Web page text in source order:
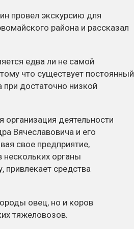
провел экскурсию для
района и рассказал
едва ли не самой
что существует постоянный
достаточно низкой
организация деятельности
Вячеславовича и его
свое предприятие,
нескольких органы
привлекает средства
овец, но и коров
тяжеловозов.